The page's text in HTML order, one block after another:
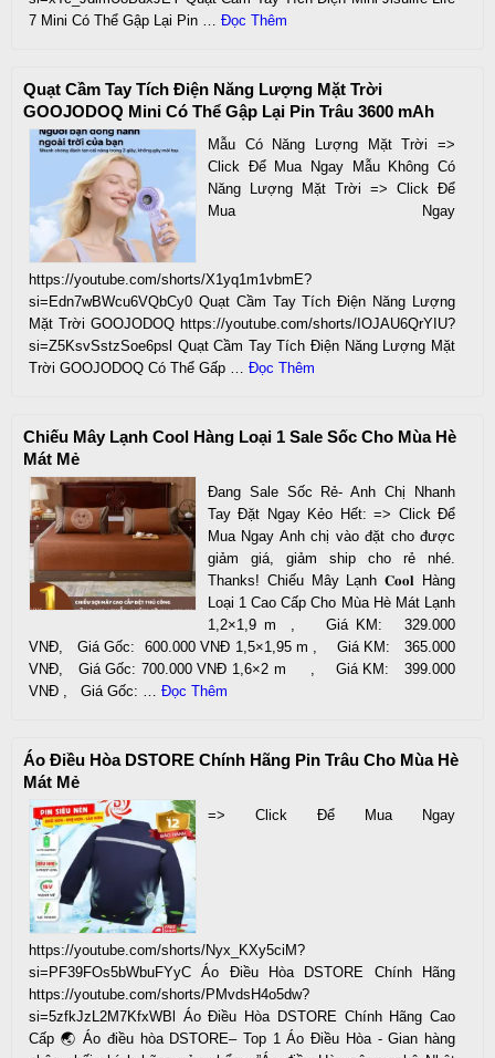
7 Mini Có Thể Gập Lại Pin … Đọc Thêm
Quạt Cầm Tay Tích Điện Năng Lượng Mặt Trời
GOOJODOQ Mini Có Thể Gập Lại Pin Trâu 3600 mAh
Mẫu Có Năng Lượng Mặt Trời =>
Click Để Mua Ngay Mẫu Không Có
Năng Lượng Mặt Trời => Click Để
Mua Ngay
https://youtube.com/shorts/X1yq1m1vbmE?
si=Edn7wBWcu6VQbCy0 Quạt Cầm Tay Tích Điện Năng Lượng
Mặt Trời GOOJODOQ https://youtube.com/shorts/IOJAU6QrYIU?
si=Z5KsvSstzSoe6psl Quạt Cầm Tay Tích Điện Năng Lượng Mặt
Trời GOOJODOQ Có Thể Gấp … Đọc Thêm
Chiếu Mây Lạnh Cool Hàng Loại 1 Sale Sốc Cho Mùa Hè
Mát Mẻ
Đang Sale Sốc Rẻ- Anh Chị Nhanh
Tay Đặt Ngay Kẻo Hết: => Click Để
Mua Ngay Anh chị vào đặt cho được
giảm giá, giảm ship cho rẻ nhé.
Thanks! Chiếu Mây Lạnh 𝐂𝐨𝐨𝐥 Hàng
Loại 1 Cao Cấp Cho Mùa Hè Mát Lạnh
1,2×1,9 m , Giá KM: 329.000
VNĐ, Giá Gốc: 600.000 VNĐ 1,5×1,95 m , Giá KM: 365.000
VNĐ, Giá Gốc: 700.000 VNĐ 1,6×2 m , Giá KM: 399.000
VNĐ , Giá Gốc: … Đọc Thêm
Áo Điều Hòa DSTORE Chính Hãng Pin Trâu Cho Mùa Hè
Mát Mẻ
=> Click Để Mua Ngay
https://youtube.com/shorts/Nyx_KXy5ciM?
si=PF39FOs5bWbuFYyC Áo Điều Hòa DSTORE Chính Hãng
https://youtube.com/shorts/PMvdsH4o5dw?
si=5zfkJzL2M7KfxWBl Áo Điều Hòa DSTORE Chính Hãng Cao
Cấp 🌏 Áo điều hòa DSTORE– Top 1 Áo Điều Hòa - Gian hàng